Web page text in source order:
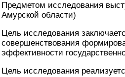
Предметом исследования
Амурской области)
Цель исследования
совершенствования
эффективности
Цель исследования